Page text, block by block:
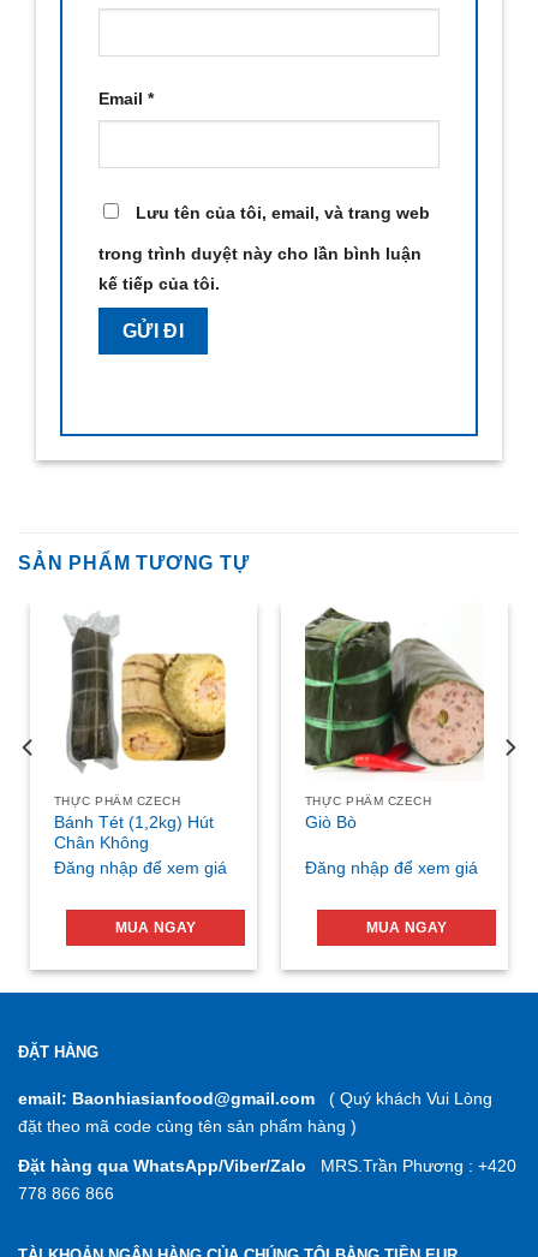
Email *
Lưu tên của tôi, email, và trang web
trong trình duyệt này cho lần bình luận
kế tiếp của tôi.
SẢN PHẨM TƯƠNG TỰ
THỰC PHẨM CZECH
Bánh Tét (1,2kg) Hút
Chân Không
Đăng nhập để xem giá
MUA NGAY
THỰC PHẨM CZECH
Giò Bò
Đăng nhập để xem giá
MUA NGAY
ĐẶT HÀNG
email: Baonhiasianfood@gmail.com ( Quý khách Vui Lòng
đặt theo mã code cùng tên sản phẩm hàng )
Đặt hàng qua WhatsApp/Viber/Zalo MRS.Trần Phương : +420
778 866 866